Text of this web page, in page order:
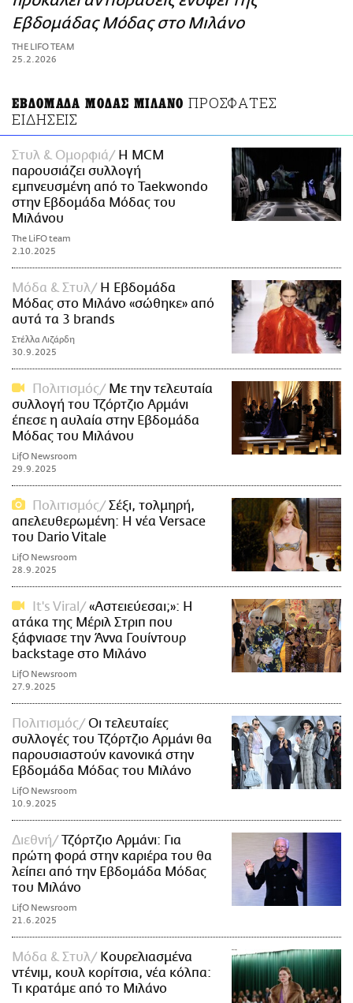
ΑΜΠΑ
PRINT
Εβδομάδας Μόδας στο Μιλάνο
THE LIFO TEAM
25.2.2026
ΕΒΔΟΜΑΔΑ ΜΟΔΑΣ ΜΙΛΑΝΟ ΠΡΟΣΦΑΤΕΣ
ΕΙΔΗΣΕΙΣ
Στυλ & Ομορφιά
Η MCM
παρουσιάζει συλλογή
εμπνευσμένη από το Taekwondo
στην Εβδομάδα Μόδας του
Μιλάνου
The LiFO team
2.10.2025
Μόδα & Στυλ
Η Εβδομάδα
Μόδας στο Μιλάνο «σώθηκε» από
αυτά τα 3 brands
Στέλλα Λιζάρδη
30.9.2025
Πολιτισμός
Με την τελευταία
συλλογή του Τζόρτζιο Αρμάνι
έπεσε η αυλαία στην Εβδομάδα
Μόδας του Μιλάνου
LifO Newsroom
29.9.2025
Πολιτισμός
Σέξι, τολμηρή,
απελευθερωμένη: H νέα Versace
του Dario Vitale
LifO Newsroom
28.9.2025
It's Viral
«Αστειεύεσαι;»: Η
ατάκα της Μέριλ Στριπ που
ξάφνιασε την Άννα Γουίντουρ
backstage στο Μιλάνο
LifO Newsroom
27.9.2025
Πολιτισμός
Οι τελευταίες
συλλογές του Τζόρτζιο Αρμάνι θα
παρουσιαστούν κανονικά στην
Εβδομάδα Μόδας του Μιλάνο
LifO Newsroom
10.9.2025
Διεθνή
Τζόρτζιο Αρμάνι: Για
πρώτη φορά στην καριέρα του θα
λείπει από την Εβδομάδα Μόδας
του Μιλάνο
LifO Newsroom
21.6.2025
Μόδα & Στυλ
Κουρελιασμένα
ντένιμ, κουλ κορίτσια, νέα κόλπα:
Τι κρατάμε από το Μιλάνο